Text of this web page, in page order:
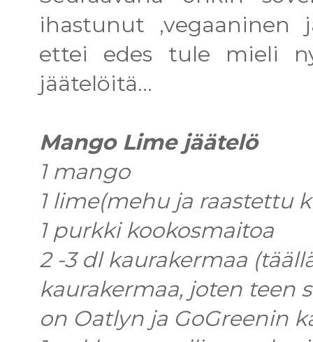
ihastunut ,vegaaninen
ettei edes tule mieli
jäätelöitä...
Mango Lime jäätelö
1 mango
1 lime(mehu ja raastettu
1 purkki kookosmaitoa
2 -3 dl kaurakermaa
kaurakermaa, joten teen
on Oatlyn ja GoGreenin